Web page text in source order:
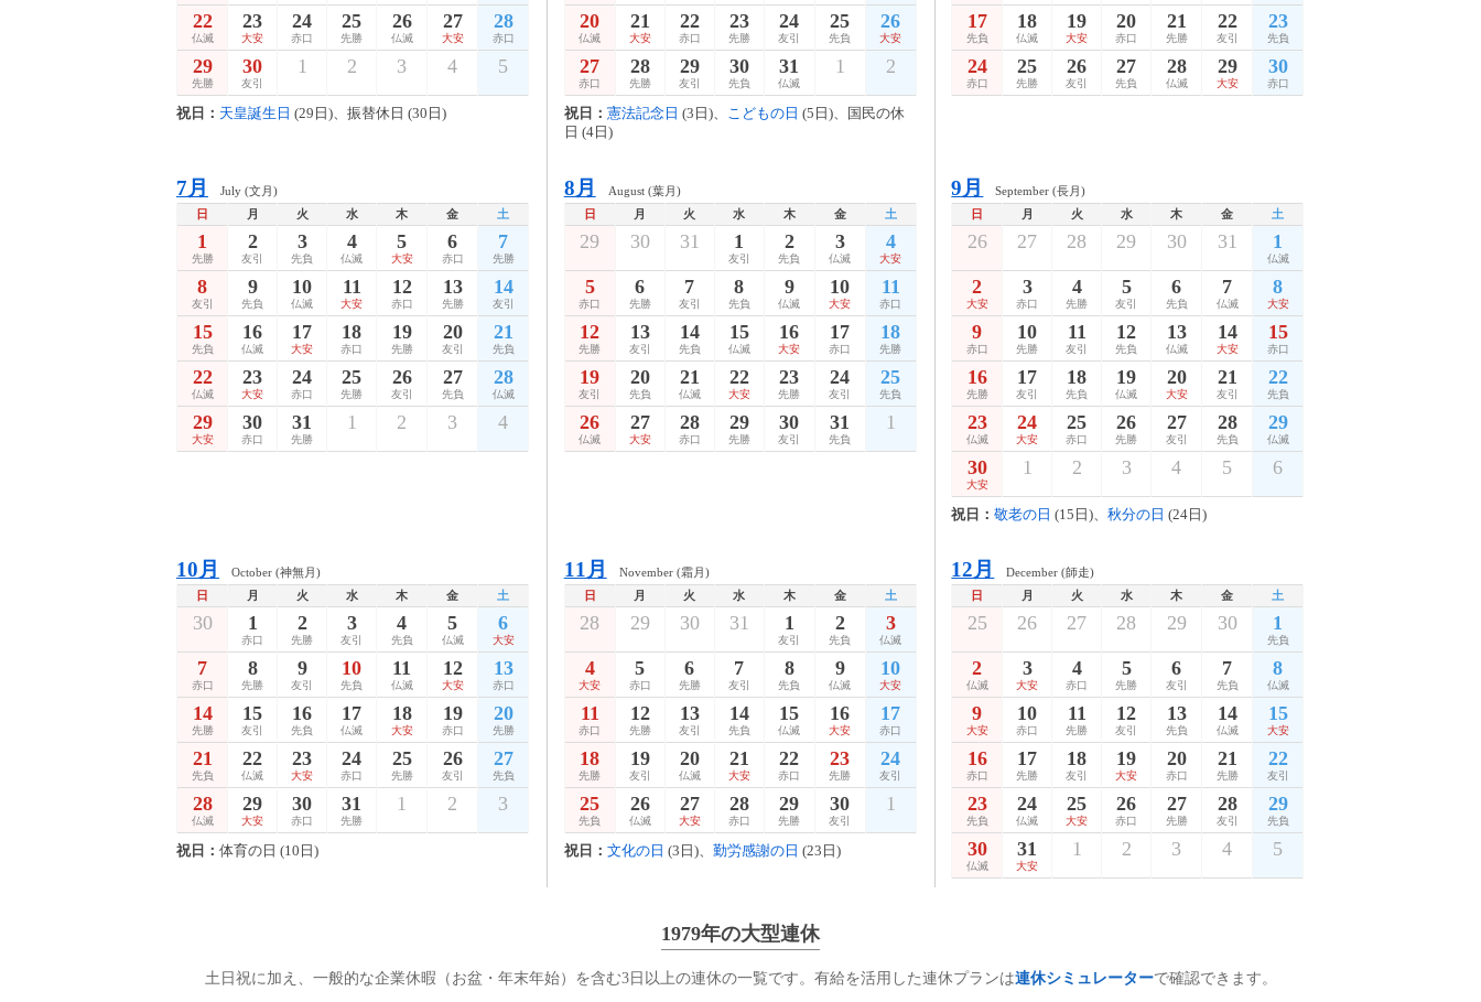
22
仏滅
23
大安
24
赤口
25
先勝
26
仏滅
27
大安
28
赤口
29
先勝
30
友引
1 2 3 4 5
祝日： 天皇誕生日 (29日)、振替休日 (30日)
20
仏滅
21
大安
22
赤口
23
先勝
24
友引
25
先負
26
大安
27
赤口
28
先勝
29
友引
30
先負
31
仏滅
1 2
祝日： 憲法記念日 (3日)、 こどもの日 (5日)、国民の休
日 (4日)
17
先負
18
仏滅
19
大安
20
赤口
21
先勝
22
友引
23
先負
24
赤口
25
先勝
26
友引
27
先負
28
仏滅
29
大安
30
赤口
7月
July (文月)
日
月 火 水 木 金 土
1
先勝
2
友引
3
先負
4
仏滅
5
大安
6
赤口
7
先勝
8
友引
9
先負
10
仏滅
11
大安
12
赤口
13
先勝
14
友引
15
先負
16
仏滅
17
大安
18
赤口
19
先勝
20
友引
21
先負
22
仏滅
23
大安
24
赤口
25
先勝
26
友引
27
先負
28
仏滅
29
大安
30
赤口
31
先勝
1 2 3 4
8月
August (葉月)
日
月 火 水 木 金 土
29 30 31 1
友引
2
先負
3
仏滅
4
大安
5
赤口
6
先勝
7
友引
8
先負
9
仏滅
10
大安
11
赤口
12
先勝
13
友引
14
先負
15
仏滅
16
大安
17
赤口
18
先勝
19
友引
20
先負
21
仏滅
22
大安
23
先勝
24
友引
25
先負
26
仏滅
27
大安
28
赤口
29
先勝
30
友引
31
先負
1
9月
September (長月)
日
月 火 水 木 金 土
26 27 28 29 30 31 1
仏滅
2
大安
3
赤口
4
先勝
5
友引
6
先負
7
仏滅
8
大安
9
赤口
10
先勝
11
友引
12
先負
13
仏滅
14
大安
15
赤口
16
先勝
17
友引
18
先負
19
仏滅
20
大安
21
友引
22
先負
23
仏滅
24
大安
25
赤口
26
先勝
27
友引
28
先負
29
仏滅
30
大安
1 2 3 4 5 6
祝日：敬老の日 (15日)、秋分の日 (24日)
10月
October (神無月)
日
月 火 水 木 金 土
30 1
赤口
2
先勝
3
友引
4
先負
5
仏滅
6
大安
7
赤口
8
先勝
9
友引
10
先負
11
仏滅
12
大安
13
赤口
14
先勝
15
友引
16
先負
17
仏滅
18
大安
19
赤口
20
先勝
21
先負
22
仏滅
23
大安
24
赤口
25
先勝
26
友引
27
先負
28
仏滅
29
大安
30
赤口
31
先勝
1 2 3
祝日： 体育の日 (10日)
11月
November (霜月)
日
月 火 水 木 金 土
28 29 30 31 1
友引
2
先負
3
仏滅
4
大安
5
赤口
6
先勝
7
友引
8
先負
9
仏滅
10
大安
11
赤口
12
先勝
13
友引
14
先負
15
仏滅
16
大安
17
赤口
18
先勝
19
友引
20
仏滅
21
大安
22
赤口
23
先勝
24
友引
25
先負
26
仏滅
27
大安
28
赤口
29
先勝
30
友引
1
祝日： 文化の日 (3日)、 勤労感謝の日 (23日)
12月
December (師走)
日
月 火 水 木 金 土
25 26 27 28 29 30 1
先負
2
仏滅
3
大安
4
赤口
5
先勝
6
友引
7
先負
8
仏滅
9
大安
10
赤口
11
先勝
12
友引
13
先負
14
仏滅
15
大安
16
赤口
17
先勝
18
友引
19
大安
20
赤口
21
先勝
22
友引
23
先負
24
仏滅
25
大安
26
赤口
27
先勝
28
友引
29
先負
30
仏滅
31
大安
1 2 3 4 5
1979年の大型連休
土日祝に加え、一般的な企業休暇（お盆・年末年始）を含む3日以上の連休の一覧です。有給を活用した連休プランは連休シミュレーターで確認できます。